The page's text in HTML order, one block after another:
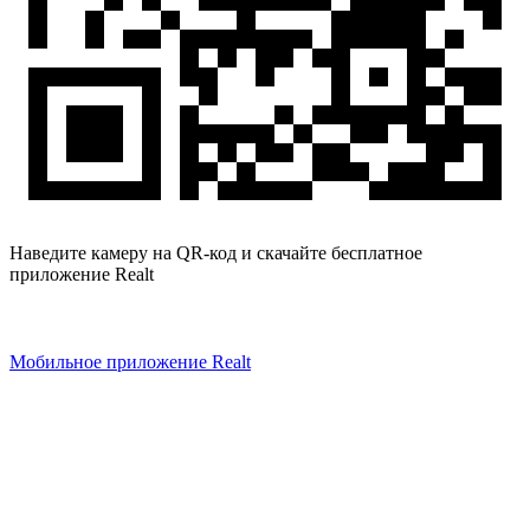
Наведите камеру на QR-код и скачайте бесплатное
приложение Realt
Мобильное приложение Realt